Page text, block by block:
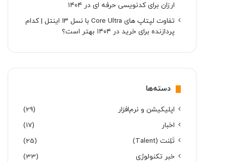
ارزان برای کدنویسی حرفه ای در ۱۴۰۴
تفاوت لپتاپ های Core Ultra با نسل ۱۳ اینتل | کدام
پردازنده برای خرید در ۱۴۰۴ بهتر است؟
دسته‌ها
اپلیکیشن و نرم‌افزار
(29)
اخبار
(17)
تَلِنت (Talent)
(25)
خبر تکنولوژی
(33)